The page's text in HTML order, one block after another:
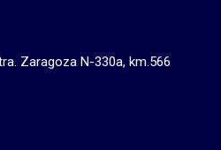
Zaragoza N-330a, km.566